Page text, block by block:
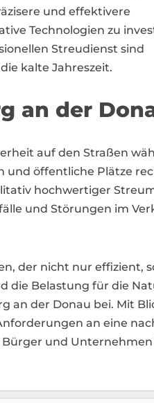
und effektivere
Technologien zu
Streudienst sind
kalte Jahreszeit.
an der
auf den Straßen
und öffentliche Plätze
hochwertiger
und Störungen im
der nicht nur effizient,
die Belastung für die
an der Donau bei. Mit
an eine
und Unternehmen